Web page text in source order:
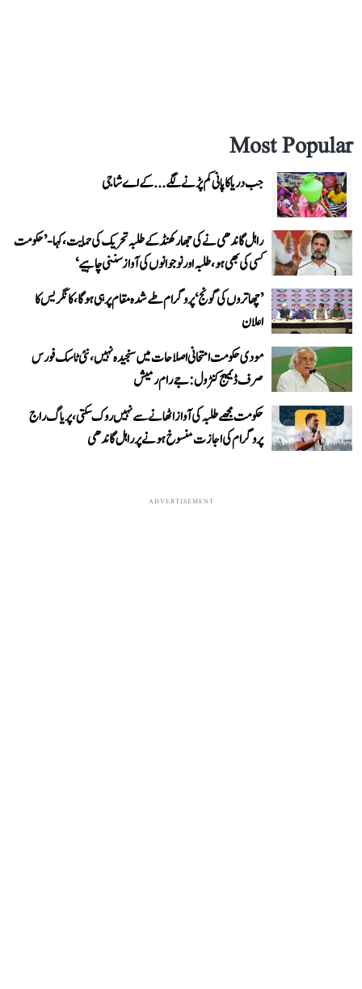
Most Popular
جب دریا کا پانی کم پڑنے لگے...کے اے شاجی
راہل گاندھی نے کی جھارکھنڈ کے طلبہ تحریک کی حمایت، کہا- ’حکومت
کسی کی بھی ہو، طلبہ اور نوجوانوں کی آواز سننی چاہیے‘
’چھاتروں کی گونج‘ پروگرام طے شدہ مقام پر ہی ہوگا، کانگریس کا
اعلان
مودی حکومت امتحانی اصلاحات میں سنجیدہ نہیں، نئی ٹاسک فورس
صرف ڈیمیج کنٹرول: جے رام رمیش
حکومت مجھے طلبہ کی آواز اٹھانے سے نہیں روک سکتی، پریاگ راج
پروگرام کی اجازت منسوخ ہونے پر راہل گاندھی
ADVERTISEMENT